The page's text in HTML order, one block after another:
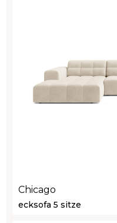
Chicago
ecksofa 5 sitze